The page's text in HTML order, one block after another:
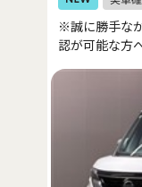
※誠に勝手な
認が可能な方